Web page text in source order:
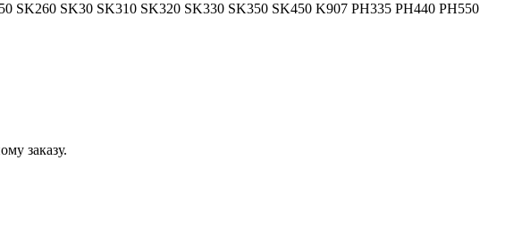
SK260 SK30 SK310 SK320 SK330 SK350 SK450 K907 PH335 PH440 PH550
заказу.